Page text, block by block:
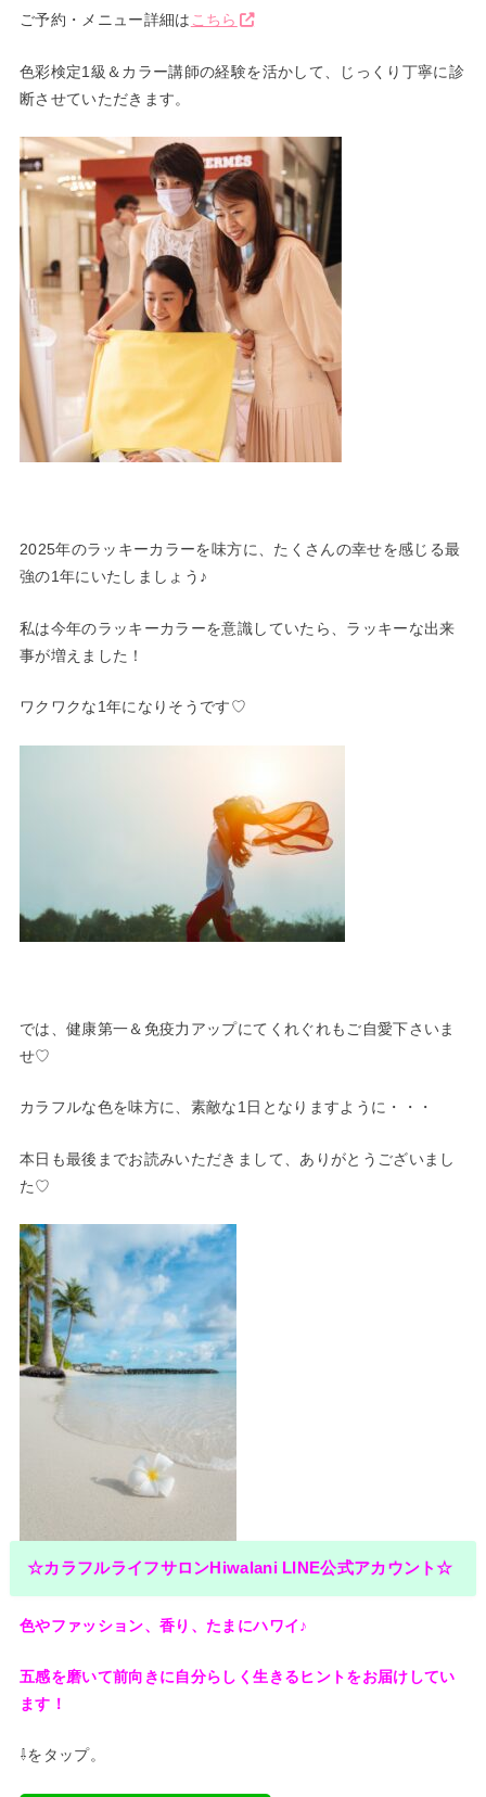
ご予約・メニュー詳細は こちら
色彩検定1級＆カラー講師の経験を活かして、じっくり丁寧に診
断させていただきます。
2025年のラッキーカラーを味方に、たくさんの幸せを感じる最
強の1年にいたしましょう♪
私は今年のラッキーカラーを意識していたら、ラッキーな出来
事が増えました！
ワクワクな1年になりそうです♡
では、健康第一＆免疫力アップにてくれぐれもご自愛下さいま
せ♡
カラフルな色を味方に、素敵な1日となりますように・・・
本日も最後までお読みいただきまして、ありがとうございまし
た♡
☆カラフルライフサロンHiwalani LINE公式アカウント☆
色やファッション、香り、たまにハワイ♪
五感を磨いて前向きに自分らしく生きるヒントをお届けしてい
ます！
⇩をタップ。